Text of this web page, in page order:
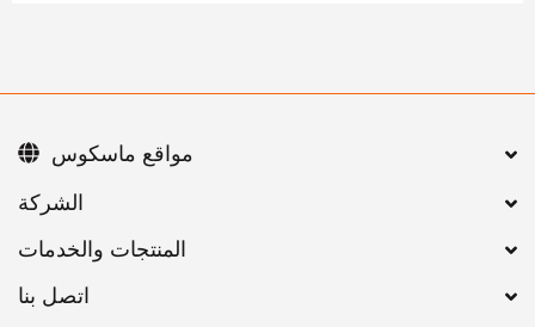
اتصل بنا
مواقع ماسكوس